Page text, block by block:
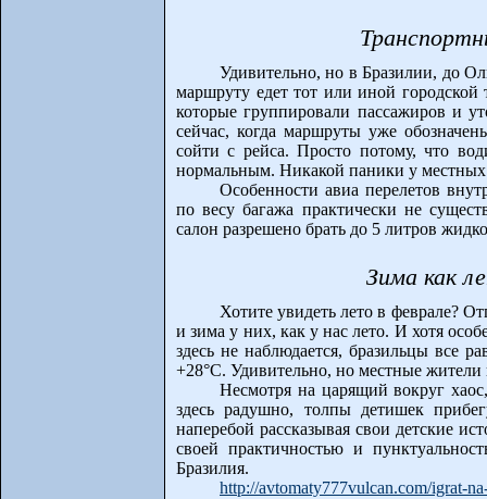
Удивительно, но в Бразилии, до
маршруту едет тот или иной городской
которые группировали пассажиров и
сейчас, когда маршруты уже
сойти с рейса. Просто потому, что
нормальным. Никакой паники у местных
Особенности авиа перелетов
по весу багажа практически не
салон разрешено брать до 5 литров
Зима как
Хотите увидеть лето в феврале?
и зима у них, как у нас лето. И хотя
здесь не наблюдается, бразильцы все
+28°C. Удивительно, но местные жители
Несмотря на царящий вокруг
здесь радушно, толпы детишек
наперебой рассказывая свои детские
своей практичностью и
Бразилия.
http://avtomaty777vulcan.com/igrat-